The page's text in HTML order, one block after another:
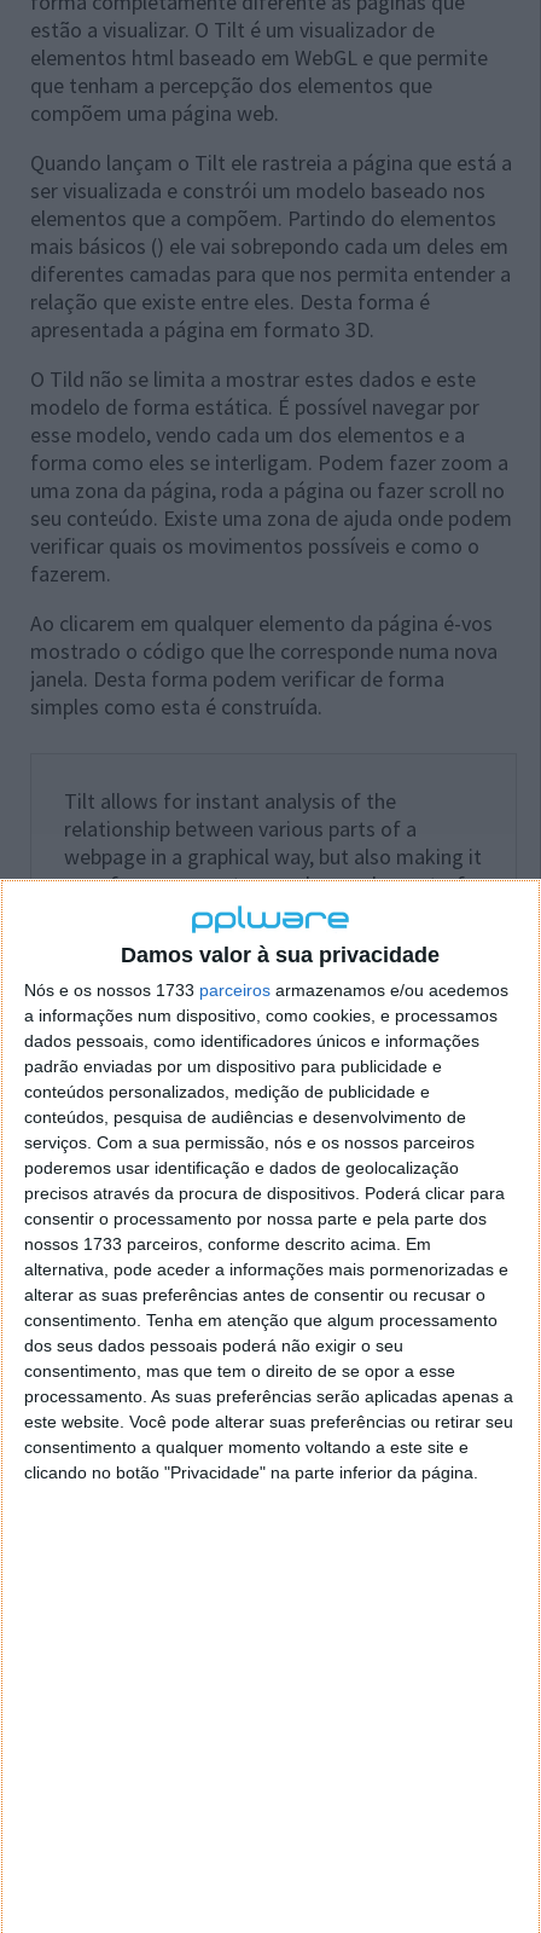
Damos valor à sua privacidade
Nós e os nossos 1733 parceiros armazenamos e/ou acedemos
a informações num dispositivo, como cookies, e processamos
dados pessoais, como identificadores únicos e informações
padrão enviadas por um dispositivo para publicidade e
conteúdos personalizados, medição de publicidade e
conteúdos, pesquisa de audiências e desenvolvimento de
serviços. Com a sua permissão, nós e os nossos parceiros
poderemos usar identificação e dados de geolocalização
precisos através da procura de dispositivos. Poderá clicar para
consentir o processamento por nossa parte e pela parte dos
nossos 1733 parceiros, conforme descrito acima. Em
alternativa, pode aceder a informações mais pormenorizadas e
alterar as suas preferências antes de consentir ou recusar o
consentimento. Tenha em atenção que algum processamento
dos seus dados pessoais poderá não exigir o seu
consentimento, mas que tem o direito de se opor a esse
processamento. As suas preferências serão aplicadas apenas a
este website. Você pode alterar suas preferências ou retirar seu
consentimento a qualquer momento voltando a este site e
clicando no botão "Privacidade" na parte inferior da página.
estão a visualizar. O Tilt é um visualizador de
elementos html baseado em WebGL e que permite
que tenham a percepção dos elementos que
compõem uma página web.
Quando lançam o Tilt ele rastreia a página que está a
ser visualizada e constrói um modelo baseado nos
elementos que a compõem. Partindo do elementos
mais básicos () ele vai sobrepondo cada um deles em
diferentes camadas para que nos permita entender a
relação que existe entre eles. Desta forma é
apresentada a página em formato 3D.
O Tild não se limita a mostrar estes dados e este
modelo de forma estática. É possível navegar por
esse modelo, vendo cada um dos elementos e a
forma como eles se interligam. Podem fazer zoom a
uma zona da página, roda a página ou fazer scroll no
seu conteúdo. Existe uma zona de ajuda onde podem
verificar quais os movimentos possíveis e como o
fazerem.
Ao clicarem em qualquer elemento da página é-vos
mostrado o código que lhe corresponde numa nova
janela. Desta forma podem verificar de forma
simples como esta é construída.
Tilt allows for instant analysis of the
relationship between various parts of a
webpage in a graphical way, but also making it
easy for someone to see obscured or out-of-
page elements. Moreover, besides the 3D
stacks, various information is available on
request, regarding each node’s type, id, class,
or other attributes if available, providing a
way to inspect (and edit) the inner HTML and
other properties.
Vejam no vídeo abaixo a forma de usar o Tilt e como
ele vos pode ajudar a compreender e verificar quais
os elementos que compõem uma página.